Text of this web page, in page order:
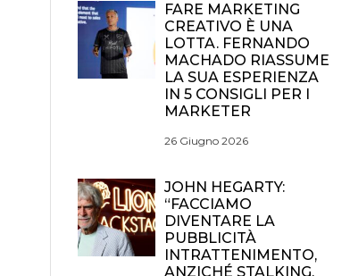
FARE MARKETING
CREATIVO È UNA
LOTTA. FERNANDO
MACHADO RIASSUME
LA SUA ESPERIENZA
IN 5 CONSIGLI PER I
MARKETER
26 Giugno 2026
JOHN HEGARTY:
“FACCIAMO
DIVENTARE LA
PUBBLICITÀ
INTRATTENIMENTO,
ANZICHÉ STALKING.